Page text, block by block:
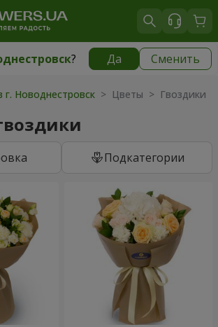
? Да Сменить
| 1625 грн
Новоднестровск > Цветы > Гвоздики
Подкатегории